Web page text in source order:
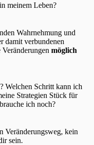
meinem Leben?
Wahrnehmung und
damit verbundenen
möglich
Welchen Schritt kann ich
Strategien Stück für
ich noch?
Veränderungsweg, kein
sein.